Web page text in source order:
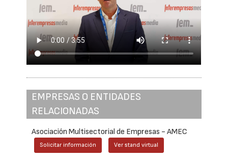
EMPRESAS O ENTIDADES
RELACIONADAS
Asociación Multisectorial de Empresas - AMEC
Solicitar información Ver stand virtual